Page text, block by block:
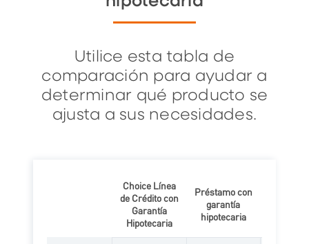
Utilice esta tabla de
comparación para ayudar a
determinar qué producto se
ajusta a sus necesidades.
Choice Línea
de Crédito con
Garantía
Hipotecaria
Préstamo con
garantía
hipotecaria